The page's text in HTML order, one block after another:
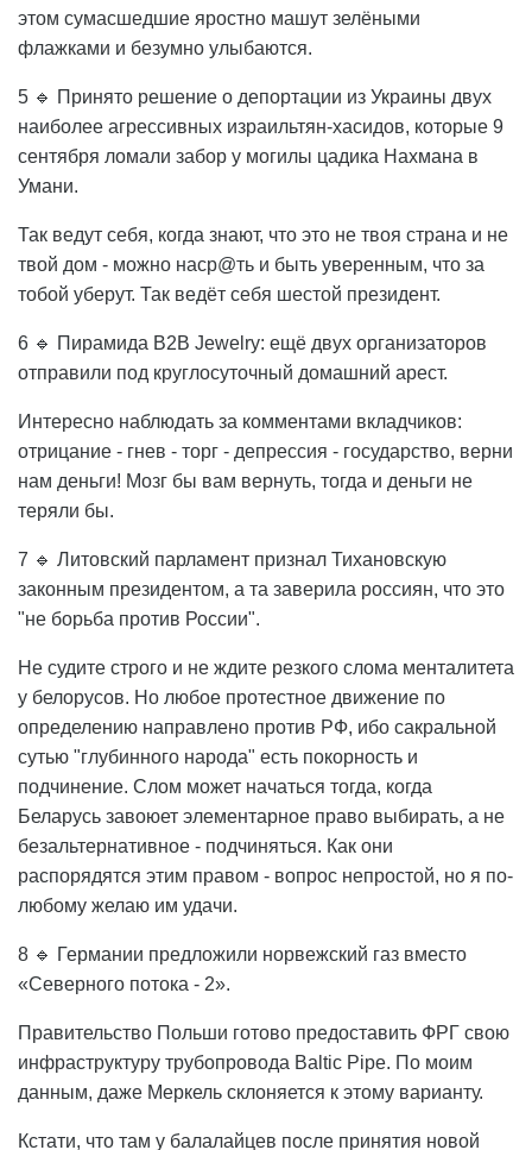
этом сумасшедшие яростно машут зелёными
флажками и безумно улыбаются.
5 🔹 Принято решение о депортации из Украины двух
наиболее агрессивных израильтян-хасидов, которые 9
сентября ломали забор у могилы цадика Нахмана в
Умани.
Так ведут себя, когда знают, что это не твоя страна и не
твой дом - можно наср@ть и быть уверенным, что за
тобой уберут. Так ведёт себя шестой президент.
6 🔹 Пирамида B2B Jewelry: ещё двух организаторов
отправили под круглосуточный домашний арест.
Интересно наблюдать за комментами вкладчиков:
отрицание - гнев - торг - депрессия - государство, верни
нам деньги! Мозг бы вам вернуть, тогда и деньги не
теряли бы.
7 🔹 Литовский парламент признал Тихановскую
законным президентом, а та заверила россиян, что это
"не борьба против России".
Не судите строго и не ждите резкого слома менталитета
у белорусов. Но любое протестное движение по
определению направлено против РФ, ибо сакральной
сутью "глубинного народа" есть покорность и
подчинение. Слом может начаться тогда, когда
Беларусь завоюет элементарное право выбирать, а не
безальтернативное - подчиняться. Как они
распорядятся этим правом - вопрос непростой, но я по-
любому желаю им удачи.
8 🔹 Германии предложили норвежский газ вместо
«Северного потока - 2».
Правительство Польши готово предоставить ФРГ свою
инфраструктуру трубопровода Baltic Pipe. По моим
данным, даже Меркель склоняется к этому варианту.
Кстати, что там у балалайцев после принятия новой